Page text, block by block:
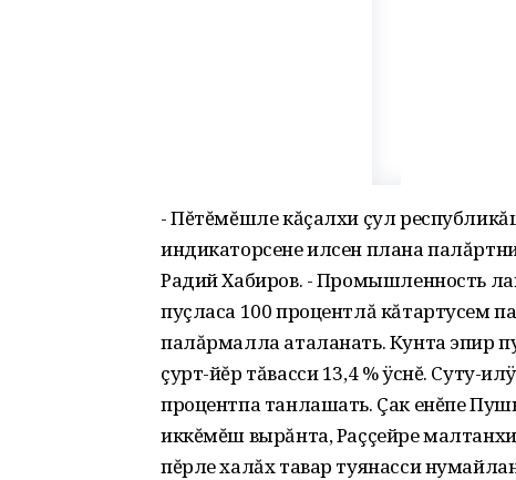
- Пĕтĕмĕшле кăçалхи çул
индикаторсене илсен плана
Радий Хабиров. - Промышленность
пуçласа 100 процентлă кăтартусем
палăрмалла аталанать. Кунта эпир
çурт-йĕр тăвасси 13,4 % ÿснĕ. Суту-
процентпа танлашать. Çак енĕпе
иккĕмĕш вырăнта, Раççейре
пĕрле халăх тавар туянасси